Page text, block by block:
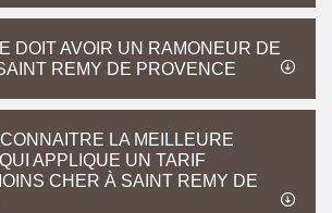
DOIT AVOIR UN RAMONEUR DE
REMY DE PROVENCE
LA MEILLEURE
APPLIQUE UN TARIF
CHER À SAINT REMY DE